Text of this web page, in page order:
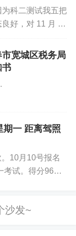
号
科二测试我五把
好，对 11 月 3
，每一次的练习
下来的几天里，
宽城区税务局
书
期一 距离驾照
10月10号报名
考试。得分96
公里，共计练